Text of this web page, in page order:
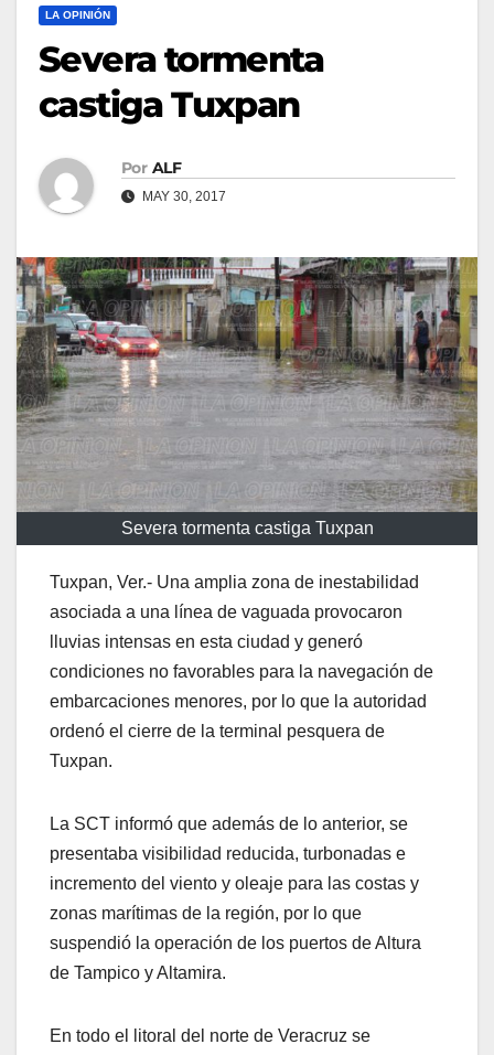
LA OPINIÓN
Severa tormenta
castiga Tuxpan
Por ALF
MAY 30, 2017
Severa tormenta castiga Tuxpan
Tuxpan, Ver.- Una amplia zona de inestabilidad
asociada a una línea de vaguada provocaron
lluvias intensas en esta ciudad y generó
condiciones no favorables para la navegación de
embarcaciones menores, por lo que la autoridad
ordenó el cierre de la terminal pesquera de
Tuxpan.
La SCT informó que además de lo anterior, se
presentaba visibilidad reducida, turbonadas e
incremento del viento y oleaje para las costas y
zonas marítimas de la región, por lo que
suspendió la operación de los puertos de Altura
de Tampico y Altamira.
En todo el litoral del norte de Veracruz se